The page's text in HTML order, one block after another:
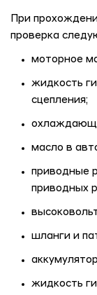
При
проверка
моторное
жидкость
сцепления;
масло в
приводные
приводных
шланги и
жидкость